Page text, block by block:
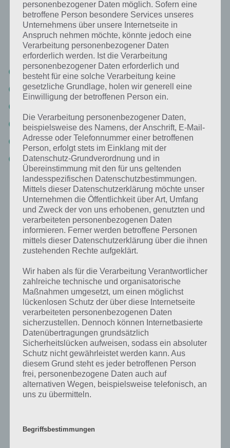
Nachfolgend findest du alle richtigen Antworten zum Sachverhalt
Bild: Reisanbau in der App 94%. Die Lösung ist dabei nach den
Prozent-Werten sortiert. Hier die 94% Lösung “Bild: Reisanbau”:
Grün
Häuser
Stufen
Asien
Reis
Weitere Aufgaben und Rätsel im gleichen
Level
Ebenfalls im gleichen Level wie “Bild: Reisanbau” befinden sich
Blumenarten” und “ Theater“. Klicke einfach auf den Sachverhalt, um
zur 94% Lösung zu gelangen.
Wenn die Lösung nicht mehr aktuell sein sollte oder ein Wort in der
Lösung von 94 Prozent fehlt, so teile uns die korrekten Lösungen
einfach in den Kommentaren mit. Nur so können wir stets die
aktuellen Antworten auf die zahlreichen Fragen in der App geben.
Was ist 94%? In der App 94% musst du auf Basis eines Bildes oder
einer Aussage die Antworten herausfinden, die von anderen Spielern
am häufigsten genannt worden sind. Nur so kannst du das nächste
Level freischalten. Zusammenaddiert ergeben alle Antworten 94
Prozent, wovon die App ihren Namen hat. Entsprechend ist 94
Prozent ein Wort und Rätsel-Spiel. Bereits über 10 Millionen mal
wurde die App mittlerweile heruntergeladen und gehört mit zu den
erfolgreichsten Spiele Apps in diesem Genre im Google Play Store
personenbezogener Daten möglich. Sofern eine
betroffene Person besondere Services unseres
Unternehmens über unsere Internetseite in
Anspruch nehmen möchte, könnte jedoch eine
Verarbeitung personenbezogener Daten
erforderlich werden. Ist die Verarbeitung
personenbezogener Daten erforderlich und
besteht für eine solche Verarbeitung keine
gesetzliche Grundlage, holen wir generell eine
Einwilligung der betroffenen Person ein.
Die Verarbeitung personenbezogener Daten,
beispielsweise des Namens, der Anschrift, E-Mail-
Adresse oder Telefonnummer einer betroffenen
Person, erfolgt stets im Einklang mit der
Datenschutz-Grundverordnung und in
Übereinstimmung mit den für uns geltenden
landesspezifischen Datenschutzbestimmungen.
Mittels dieser Datenschutzerklärung möchte unser
Unternehmen die Öffentlichkeit über Art, Umfang
und Zweck der von uns erhobenen, genutzten und
verarbeiteten personenbezogenen Daten
informieren. Ferner werden betroffene Personen
mittels dieser Datenschutzerklärung über die ihnen
zustehenden Rechte aufgeklärt.
Wir haben als für die Verarbeitung Verantwortlicher
zahlreiche technische und organisatorische
Maßnahmen umgesetzt, um einen möglichst
lückenlosen Schutz der über diese Internetseite
verarbeiteten personenbezogenen Daten
sicherzustellen. Dennoch können Internetbasierte
Datenübertragungen grundsätzlich
Sicherheitslücken aufweisen, sodass ein absoluter
Schutz nicht gewährleistet werden kann. Aus
diesem Grund steht es jeder betroffenen Person
frei, personenbezogene Daten auch auf
alternativen Wegen, beispielsweise telefonisch, an
uns zu übermitteln.
Begriffsbestimmungen